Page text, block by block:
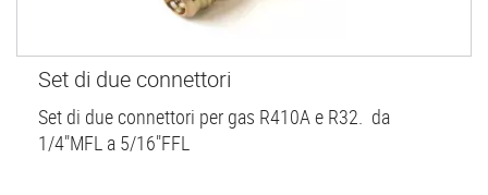
Set di due connettori
Set di due connettori per gas R410A e R32. da
1/4"MFL a 5/16"FFL